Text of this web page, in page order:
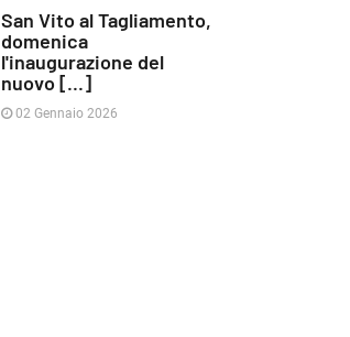
San Vito al Tagliamento,
domenica
l'inaugurazione del
nuovo [...]
02 Gennaio 2026